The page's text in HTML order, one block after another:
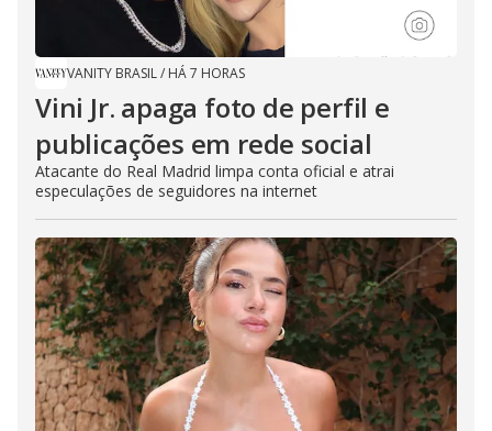
VANITY BRASIL/ HÁ 7 HORAS
Vini Jr. apaga foto de perfil e
publicações em rede social
Atacante do Real Madrid limpa conta oficial e atrai
especulações de seguidores na internet